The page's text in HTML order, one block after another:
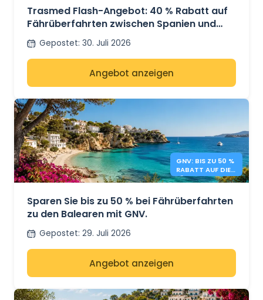
ANGEBOT
Trasmed Flash-Angebot: 40 % Rabatt auf
Fährüberfahrten zwischen Spanien und
den Balearen
Gepostet: 30. Juli 2026
Angebot anzeigen
GNV: BIS ZU 50 %
RABATT AUF DIE
FÄHREN ZU DEN
Sparen Sie bis zu 50 % bei Fährüberfahrten
zu den Balearen mit GNV.
Gepostet: 29. Juli 2026
Angebot anzeigen